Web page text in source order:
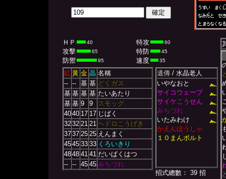
ＨＰ 40 特攻 60
攻擊 65 特防 45
防禦 95 速度 35
紅 黃 金 晶 名稱
-- -- 基 基 どくガス
基 基 基 基 たいあたり
基 基 9 9
スモッグ
4040 17 17 じばく
3232 21 21 ヘドロこうげき
3737 25 25 えんまく
4545 33 33 くろいきり
4848 41 41 だいばくはつ
-- -- 45 45 みちづれ
遺傳/ 水晶老人
いやなおと
サイコウェーブ
サイケこうせん
みちづれ
いたみわけ
かえんほうしゃ
１０まんボルト
招式總數： 39 招